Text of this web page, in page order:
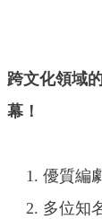
跨文化領域
幕！
優質編
多位知